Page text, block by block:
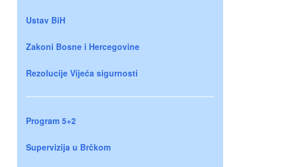
Ustav BiH
Zakoni Bosne i Hercegovine
Rezolucije Vijeća sigurnosti
Program 5+2
Supervizija u Brčkom